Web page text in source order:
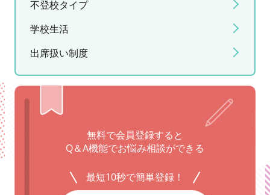
不登校タイプ
学校生活
出席扱い制度
無料で会員登録すると
Q＆A機能でお悩み相談ができる
最短10秒で簡単登録！